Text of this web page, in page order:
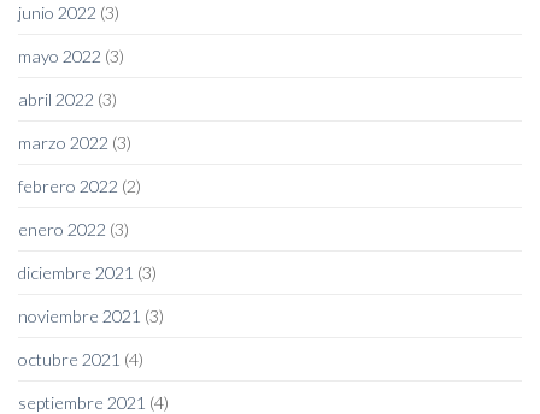
junio 2022 (3)
mayo 2022 (3)
abril 2022 (3)
marzo 2022 (3)
febrero 2022 (2)
enero 2022 (3)
diciembre 2021 (3)
noviembre 2021 (3)
octubre 2021 (4)
septiembre 2021 (4)